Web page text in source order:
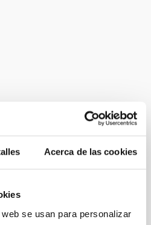
Acerca de las cookies
se usan para personalizar